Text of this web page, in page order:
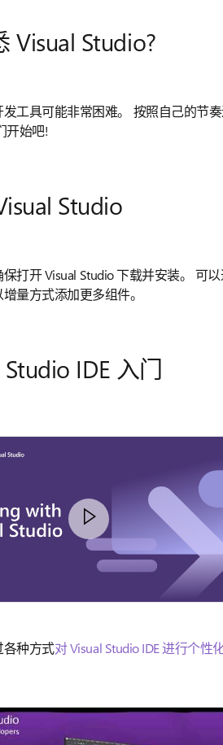
Visual Studio?
工具可能非常困难。 按照自己的节
开始吧!
Studio
打开 Visual Studio 下载并安装。 可
量方式添加更多组件。
IDE 入门
各种方式对 Visual Studio IDE 进行个性